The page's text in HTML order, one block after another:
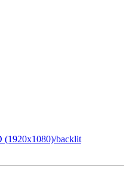
(1920x1080)/backlit